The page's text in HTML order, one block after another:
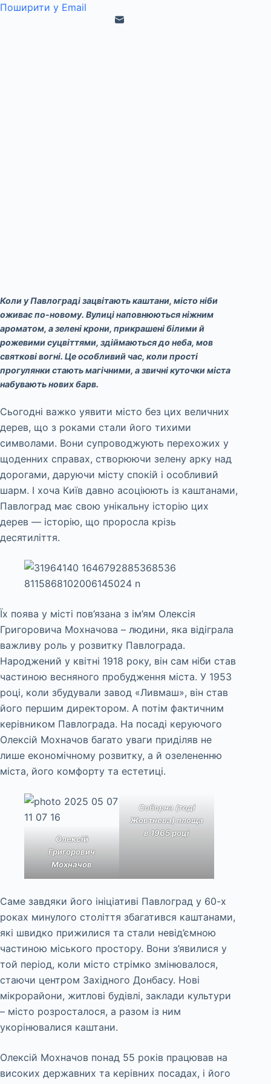
Поширити у Email
Коли у Павлограді зацвітають каштани, місто ніби
оживає по-новому. Вулиці наповнюються ніжним
ароматом, а зелені крони, прикрашені білими й
рожевими суцвіттями, здіймаються до неба, мов
святкові вогні. Це особливий час, коли прості
прогулянки стають магічними, а звичні куточки міста
набувають нових барв.
Сьогодні важко уявити місто без цих величних
дерев, що з роками стали його тихими
символами. Вони супроводжують перехожих у
щоденних справах, створюючи зелену арку над
дорогами, даруючи місту спокій і особливий
шарм. І хоча Київ давно асоціюють із каштанами,
Павлоград має свою унікальну історію цих
дерев — історію, що проросла крізь
десятиліття.
Їх поява у місті пов’язана з ім’ям Олексія
Григоровича Мохначова – людини, яка відіграла
важливу роль у розвитку Павлограда.
Народжений у квітні 1918 року, він сам ніби став
частиною весняного пробудження міста. У 1953
році, коли збудували завод «Ливмаш», він став
його першим директором. А потім фактичним
керівником Павлограда. На посаді керуючого
Олексій Мохначов багато уваги приділяв не
лише економічному розвитку, а й озелененню
міста, його комфорту та естетиці.
Олексій
Григорович
Мохначов
Соборна (тоді
Жовтнева) площа
в 1965 році
Саме завдяки його ініціативі Павлоград у 60-х
роках минулого століття збагатився каштанами,
які швидко прижилися та стали невід’ємною
частиною міського простору. Вони з’явилися у
той період, коли місто стрімко змінювалося,
стаючи центром Західного Донбасу. Нові
мікрорайони, житлові будівлі, заклади культури
– місто розросталося, а разом із ним
укорінювалися каштани.
Олексій Мохначов понад 55 років працював на
високих державних та керівних посадах, і його